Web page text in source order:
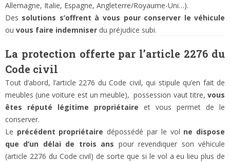
Allemagne, Italie, Espagne, Angleterre/Royaume-Uni…).
Des solutions s’offrent à vous pour conserver le véhicule
ou vous faire indemniserdu préjudice subi.
La protection offerte par l’article 2276 du
Code civil
Tout d’abord, l’article 2276 du Code civil, qui stipule qu’en fait de
meubles (une voiture est un meuble), possession vaut titre,vous
êtes réputé légitime propriétaire et vous permet de le
conserver.
Le précédent propriétaire dépossédé par le vol ne dispose
que d’un délai de trois ans pour revendiquer son véhicule
(article 2276 du Code civil) de sorte que si le vol a eu lieu plus de